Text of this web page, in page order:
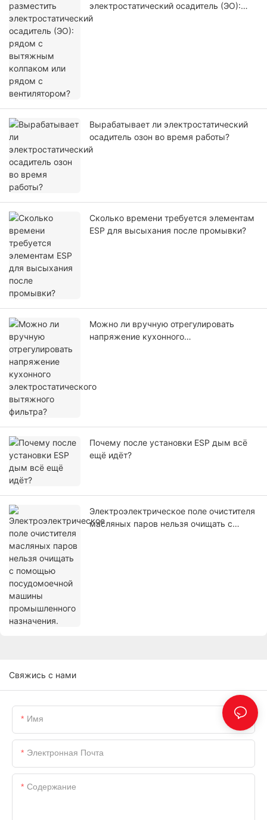
электростатический осадитель (ЭО):
рядом с вытяжным колпаком или
Вырабатывает ли электростатический
осадитель озон во время работы?
Сколько времени требуется элементам
ESP для высыхания после промывки?
Можно ли вручную отрегулировать
напряжение кухонного
Почему после установки ESP дым всё
ещё идёт?
Электроэлектрическое поле очистителя
масляных паров нельзя очищать с
Свяжись с нами
Имя
Электронная Почта
Содержание